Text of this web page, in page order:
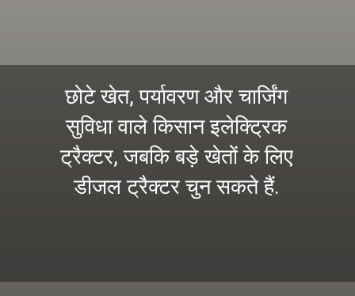
छोटे खेत, पर्यावरण और चार्जिंग
सुविधा वाले किसान इलेक्ट्रिक
ट्रैक्टर, जबकि बड़े खेतों के लिए
डीजल ट्रैक्टर चुन सकते हैं.